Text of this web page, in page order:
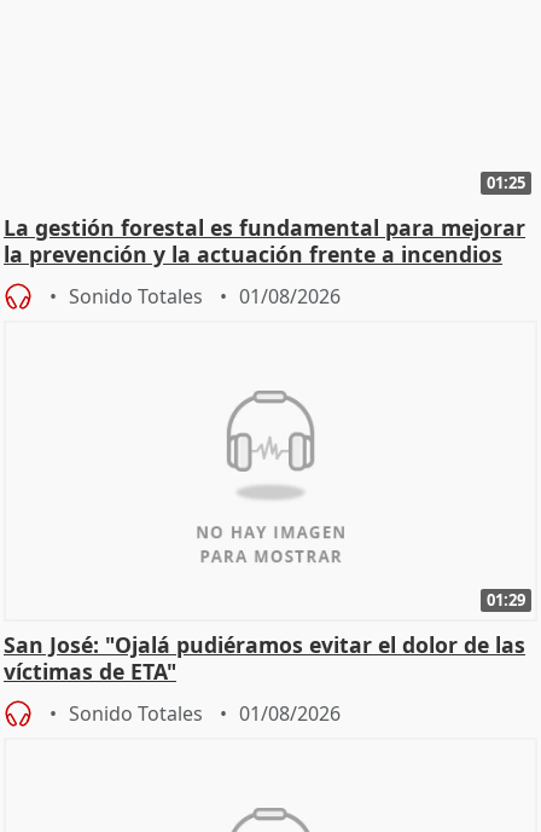
01:25
La gestión forestal es fundamental para mejorar
la prevención y la actuación frente a incendios
Sonido Totales 01/08/2026
01:29
San José: "Ojalá pudiéramos evitar el dolor de las
víctimas de ETA"
Sonido Totales 01/08/2026